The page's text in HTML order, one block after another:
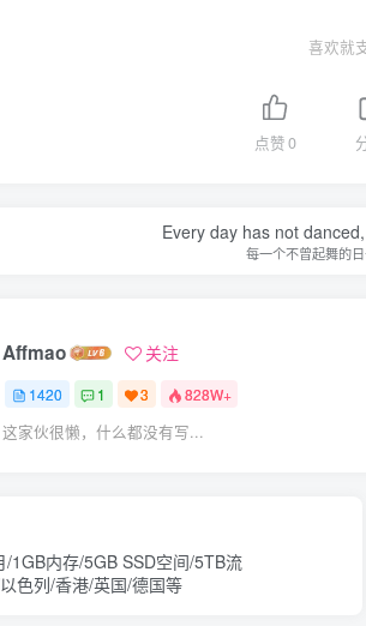
喜欢就
点赞0
Every day has not
每一个不曾起舞的
Affmao 关注
1420 1 3 828W+
这家伙很懒，什么都没有写...
/1GB内存/5GB SSD空间/5TB流
色列/香港/英国/德国等